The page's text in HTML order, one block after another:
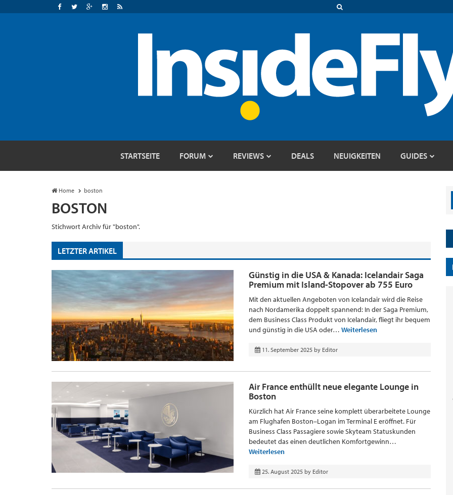
STARTSEITE FORUM REVIEWS DEALS NEUIGKEITEN GUIDES
Home boston
BOSTON
Stichwort Archiv für "boston".
LETZTER ARTIKEL
Günstig in die USA & Kanada: Icelandair Saga
Premium mit Island-Stopover ab 755 Euro
Mit den aktuellen Angeboten von Icelandair wird die Reise
nach Nordamerika doppelt spannend: In der Saga Premium,
dem Business Class Produkt von Icelandair, fliegt ihr bequem
und günstig in die USA oder… Weiterlesen
11. September 2025 by Editor
Air France enthüllt neue elegante Lounge in
Boston
Kürzlich hat Air France seine komplett überarbeitete Lounge
am Flughafen Boston–Logan im Terminal E eröffnet. Für
Business Class Passagiere sowie Skyteam Statuskunden
bedeutet das einen deutlichen Komfortgewinn…
Weiterlesen
25. August 2025 by Editor